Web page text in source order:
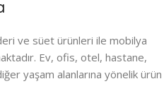
ve süet ürünleri ile mobilya
Ev, ofis, otel, hastane,
yaşam alanlarına yönelik ürün